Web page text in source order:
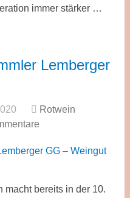
immer stärker …
Lemberger
Rotwein
macht bereits in der 10.